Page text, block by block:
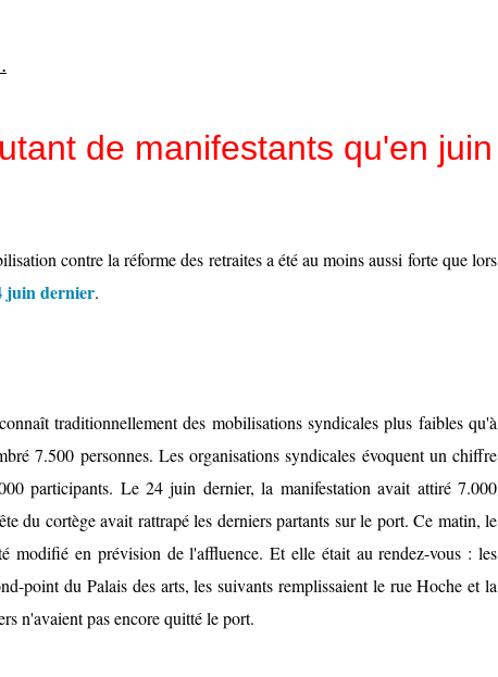
de manifestants qu'en juin
contre la réforme des retraites a été au moins aussi forte que lors
juin dernier.
traditionnellement des mobilisations syndicales plus faibles qu'à
7.500 personnes. Les organisations syndicales évoquent un chiffre
participants. Le 24 juin dernier, la manifestation avait attiré 7.000
du cortège avait rattrapé les derniers partants sur le port. Ce matin, le
modifié en prévision de l'affluence. Et elle était au rendez-vous : les
point du Palais des arts, les suivants remplissaient le rue Hoche et la
n'avaient pas encore quitté le port.